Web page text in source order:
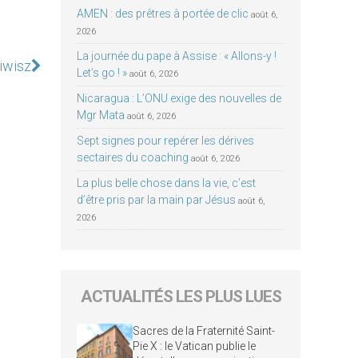
AMEN : des prêtres à portée de clic août 6,
2026
La journée du pape à Assise : « Allons-y !
Let’s go ! » août 6, 2026
Nicaragua : L’ONU exige des nouvelles de
Mgr Mata août 6, 2026
Sept signes pour repérer les dérives
sectaires du coaching août 6, 2026
La plus belle chose dans la vie, c’est
d’être pris par la main par Jésus août 6,
2026
ACTUALITÉS LES PLUS LUES
Sacres de la Fraternité Saint-
Pie X : le Vatican publie le